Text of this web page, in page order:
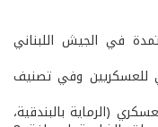
في الجيش اللبناني
للعسكريين وفي تصنيف
(الرماية بالبندقية،